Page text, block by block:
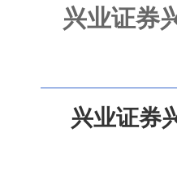
兴业证券
兴业证券